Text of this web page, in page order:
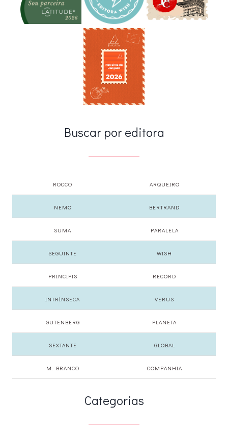
Buscar por editora
ROCCO ARQUEIRO
NEMO BERTRAND
SUMA PARALELA
SEGUINTE WISH
PRINCIPIS RECORD
INTRÍNSECA VERUS
GUTENBERG PLANETA
SEXTANTE GLOBAL
M. BRANCO COMPANHIA
Categorias